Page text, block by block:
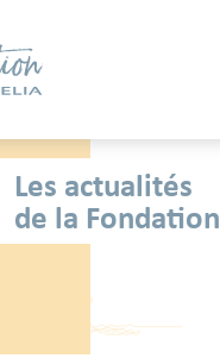
Les actualités
de la Fondation